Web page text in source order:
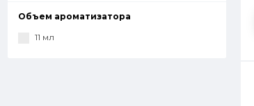
Объем ароматизатора
11 мл